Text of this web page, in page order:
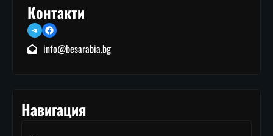
Контакти
TelegramFacebook
info@besarabia.bg
Навигация